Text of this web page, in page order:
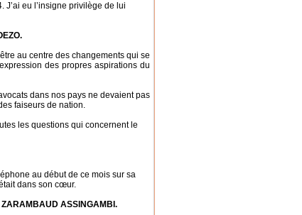
eu l’insigne privilège de lui
au centre des changements qui se
des propres aspirations du
dans nos pays ne devaient pas
faiseurs de nation.
les questions qui concernent le
au début de ce mois sur sa
dans son cœur.
ZARAMBAUD ASSINGAMBI.